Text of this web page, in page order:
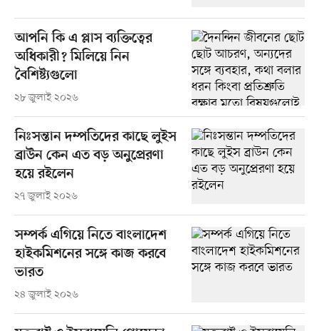
আপনি কি এ প্লাস ব্যক্তিত্বের
অধিকারী? মিলিয়ে নিন
বৈশিষ্ট্যগুলো
২৮ জুলাই ২০২৬
নিঃসন্তান দম্পতিদের কাছে লুইস
ব্রাউন কেন এত বড় অনুপ্রেরণা
হয়ে রইলেন
২৭ জুলাই ২০২৬
সম্পর্ক এগিয়ে নিতে বাংলাদেশ
হাইকমিশনের সঙ্গে কাজ করবে
ভারত
২৪ জুলাই ২০২৬